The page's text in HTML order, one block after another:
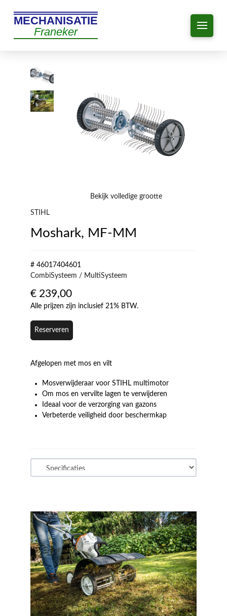
MECHANISATIE
Franeker
Bekijk volledige grootte
STIHL
Moshark, MF-MM
# 46017404601
CombiSysteem / MultiSysteem
€ 239,00
Alle prijzen zijn inclusief 21% BTW.
Reserveren
Afgelopen met mos en vilt
Mosverwijderaar voor STIHL multimotor
Om mos en vervilte lagen te verwijderen
Ideaal voor de verzorging van gazons
Verbeterde veiligheid door beschermkap